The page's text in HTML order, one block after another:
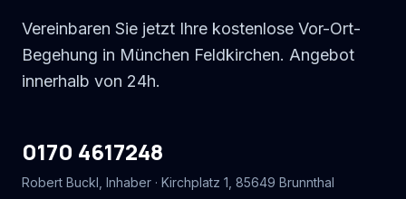
Vereinbaren Sie jetzt Ihre kostenlose Vor-Ort-
Begehung in München Feldkirchen. Angebot
innerhalb von 24h.
0170 4617248
Robert Buckl , Inhaber · Kirchplatz 1 85649 Brunnthal